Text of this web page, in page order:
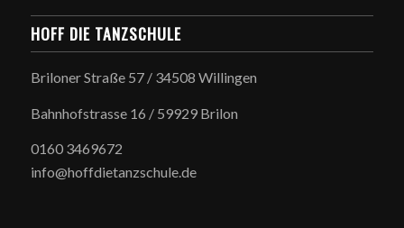
HOFF DIE TANZSCHULE
Briloner Straße 57 / 34508 Willingen
Bahnhofstrasse 16 / 59929 Brilon
0160 3469672
info@hoffdietanzschule.de